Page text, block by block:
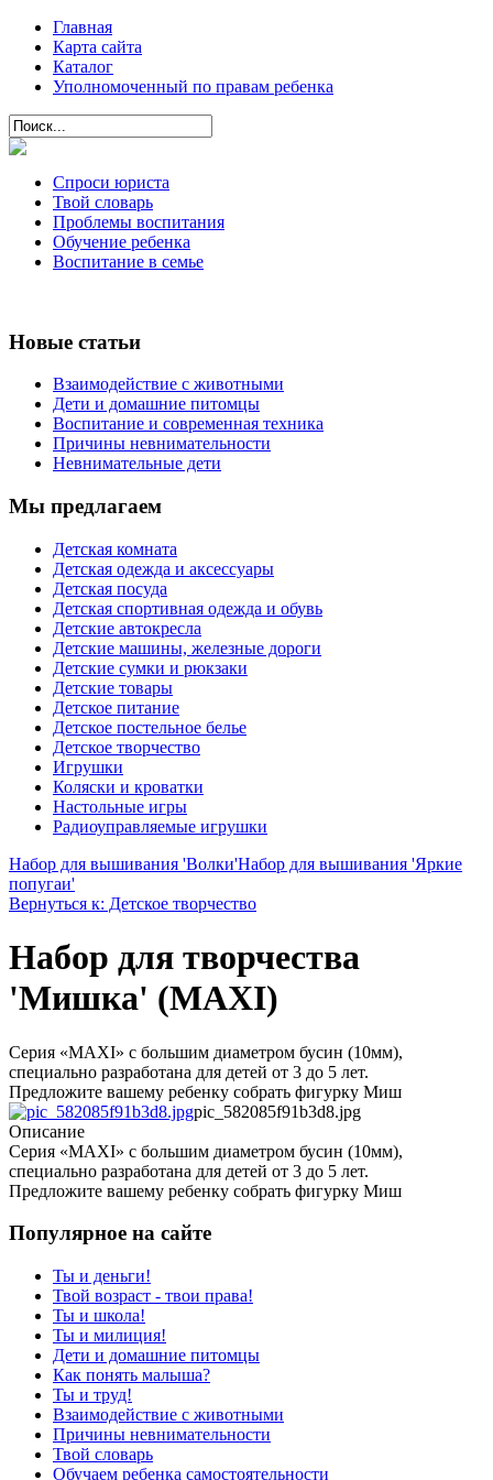
Главная
Карта сайта
Каталог
Уполномоченный по правам ребенка
Спроси юриста
Твой словарь
Проблемы воспитания
Обучение ребенка
Воспитание в семье
Новые статьи
Взаимодействие с животными
Дети и домашние питомцы
Воспитание и современная техника
Причины невнимательности
Невнимательные дети
Мы предлагаем
Детская комната
Детская одежда и аксессуары
Детская посуда
Детская спортивная одежда и обувь
Детские автокресла
Детские машины, железные дороги
Детские сумки и рюкзаки
Детские товары
Детское питание
Детское постельное белье
Детское творчество
Игрушки
Коляски и кроватки
Настольные игры
Радиоуправляемые игрушки
Набор для вышивания 'Волки'Набор для вышивания 'Яркие
попугаи'
Вернуться к: Детское творчество
Набор для творчества
'Мишка' (MAXI)
Серия «МAXI» с большим диаметром бусин (10мм),
специально разработана для детей от 3 до 5 лет.
Предложите вашему ребенку собрать фигурку Миш
pic_582085f91b3d8.jpg
Описание
Серия «МAXI» с большим диаметром бусин (10мм),
специально разработана для детей от 3 до 5 лет.
Предложите вашему ребенку собрать фигурку Миш
Популярное на сайте
Ты и деньги!
Твой возраст - твои права!
Ты и школа!
Ты и милиция!
Дети и домашние питомцы
Как понять малыша?
Ты и труд!
Взаимодействие с животными
Причины невнимательности
Твой словарь
Обучаем ребенка самостоятельности